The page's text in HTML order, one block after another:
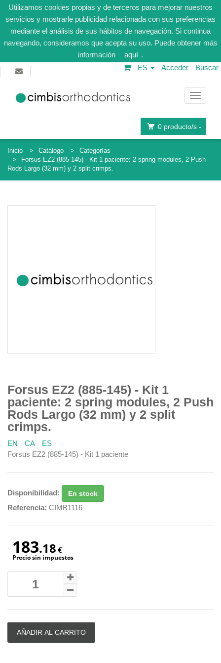
Utilizamos cookies propias y de terceros para mejorar nuestros
servicios y mostrarle publicidad relacionada con sus preferencias
mediante el análisis de sus hábitos de navegación. Si continua
navegando, consideramos que acepta su uso. Puede obtener más
información
aquí .
ES
Acceder Buscar
0 producto/s -
Inicio Catálogo
Categorías
Forsus EZ2 (885-145) - Kit 1 paciente: 2 spring modules, 2 Push
Rods Largo (32 mm) y 2 split crimps.
Forsus EZ2 (885-145) - Kit 1
paciente: 2 spring modules, 2 Push
Rods Largo (32 mm) y 2 split
crimps.
EN CA
ES
Forsus EZ2 (885-145) - Kit 1 paciente
Disponibilidad: En stock
Referencia: CIMB1116
183.18 €
Precio sin impuestos
AÑADIR AL CARRITO